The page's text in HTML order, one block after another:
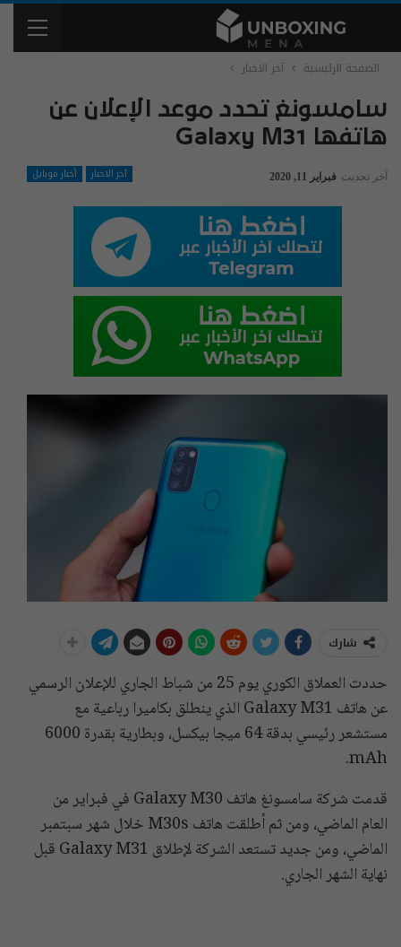
الصفحة الرئيسية آخر الاخبار
سامسونغ تحدد موعد الإعلان عن
هاتفها Galaxy M31
آخر الاخبار أخبار موبايل آخر تحديث فبراير 11, 2020
شارك
حددت العملاق الكوري يوم 25 من شباط الجاري للإعلان الرسمي
عن هاتف Galaxy M31 الذي ينطلق بكاميرا رباعية مع
مستشعر رئيسي بدقة 64 ميجا بيكسل، وبطارية بقدرة 6000
mAh.
قدمت شركة سامسونغ هاتف Galaxy M30 في فبراير من
العام الماضي، ومن ثم أطلقت هاتف M30s خلال شهر سبتمبر
الماضي، ومن جديد تستعد الشركة لإطلاق Galaxy M31 قبل
نهاية الشهر الجاري.